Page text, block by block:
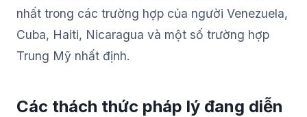
nhất trong các trường hợp của người Venezuela,
Cuba, Haiti, Nicaragua và một số trường hợp
Trung Mỹ nhất định.
Các thách thức pháp lý đang diễn